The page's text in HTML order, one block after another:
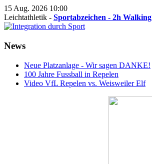
15 Aug. 2026 10:00
Leichtathletik - Sportabzeichen - 2h Walking
News
Neue Platzanlage - Wir sagen DANKE!
100 Jahre Fussball in Repelen
Video VfL Repelen vs. Weisweiler Elf